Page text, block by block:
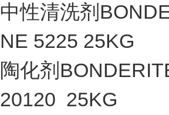
中性清洗剂
NE 5225 25KG
陶化剂
20120 25KG